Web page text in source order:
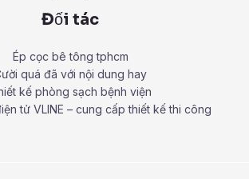
Đối tác
Ép cọc bê tông tphcm
quá đã với nội dung hay
kế phòng sạch bệnh viện
tử VLINE – cung cấp thiết kế thi công